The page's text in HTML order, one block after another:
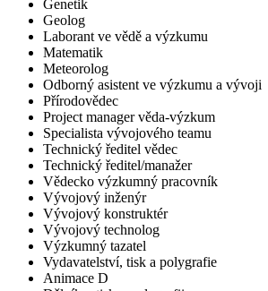
Genetik
Geolog
Laborant ve vědě a výzkumu
Matematik
Meteorolog
Odborný asistent ve výzkumu a vývoji
Přírodovědec
Project manager věda-výzkum
Specialista vývojového teamu
Technický ředitel vědec
Technický ředitel/manažer
Vědecko výzkumný pracovník
Vývojový inženýr
Vývojový konstruktér
Vývojový technolog
Výzkumný tazatel
Vydavatelství, tisk a polygrafie
Animace D